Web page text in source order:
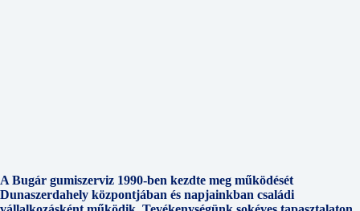
A Bugár gumiszerviz 1990-ben kezdte meg működését
Dunaszerdahely központjában és napjainkban családi